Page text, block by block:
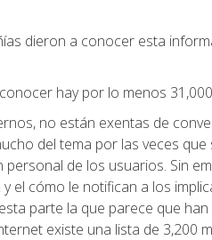
dieron a conocer esta
hay por lo menos
no están exentas de
del tema por las veces
de los usuarios. Sin
el cómo le notifican a los
parte la que parece que
existe una lista de 3,200